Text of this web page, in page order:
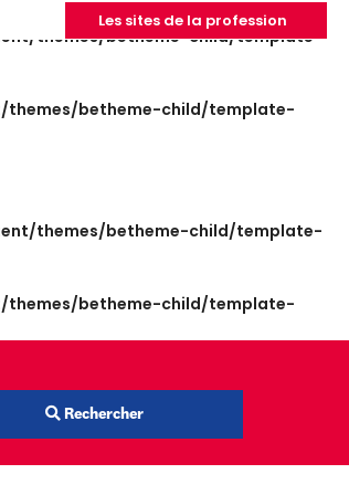
Les sites de la profession
themes/betheme-child/template-
betheme-child/template-
themes/betheme-child/template-
betheme-child/template-
Rechercher